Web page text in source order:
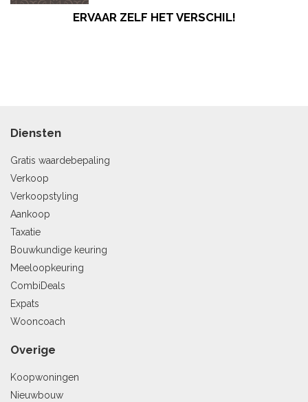
ERVAAR ZELF HET VERSCHIL!
Diensten
Gratis waardebepaling
Verkoop
Verkoopstyling
Aankoop
Taxatie
Bouwkundige keuring
Meeloopkeuring
CombiDeals
Expats
Wooncoach
Overige
Koopwoningen
Nieuwbouw